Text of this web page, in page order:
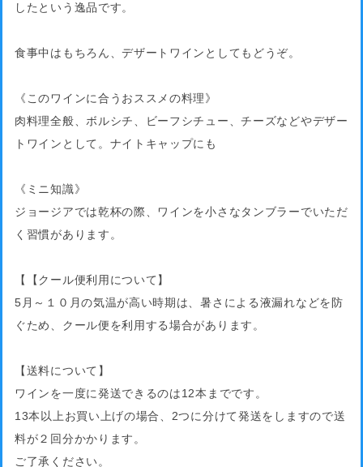
したという逸品です。
食事中はもちろん、デザートワインとしてもどうぞ。
《このワインに合うおススメの料理》
肉料理全般、ボルシチ、ビーフシチュー、チーズなどやデザー
トワインとして。ナイトキャップにも
《ミニ知識》
ジョージアでは乾杯の際、ワインを小さなタンブラーでいただ
く習慣があります。
【【クール便利用について】
5月～１０月の気温が高い時期は、暑さによる液漏れなどを防
ぐため、クール便を利用する場合があります。
【送料について】
ワインを一度に発送できるのは12本までです。
13本以上お買い上げの場合、2つに分けて発送をしますので送
料が２回分かかります。
ご了承ください。